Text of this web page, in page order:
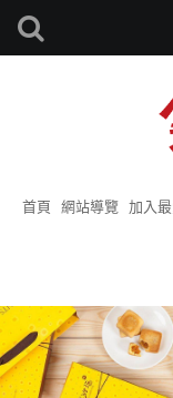
首頁 網站導覽 加入